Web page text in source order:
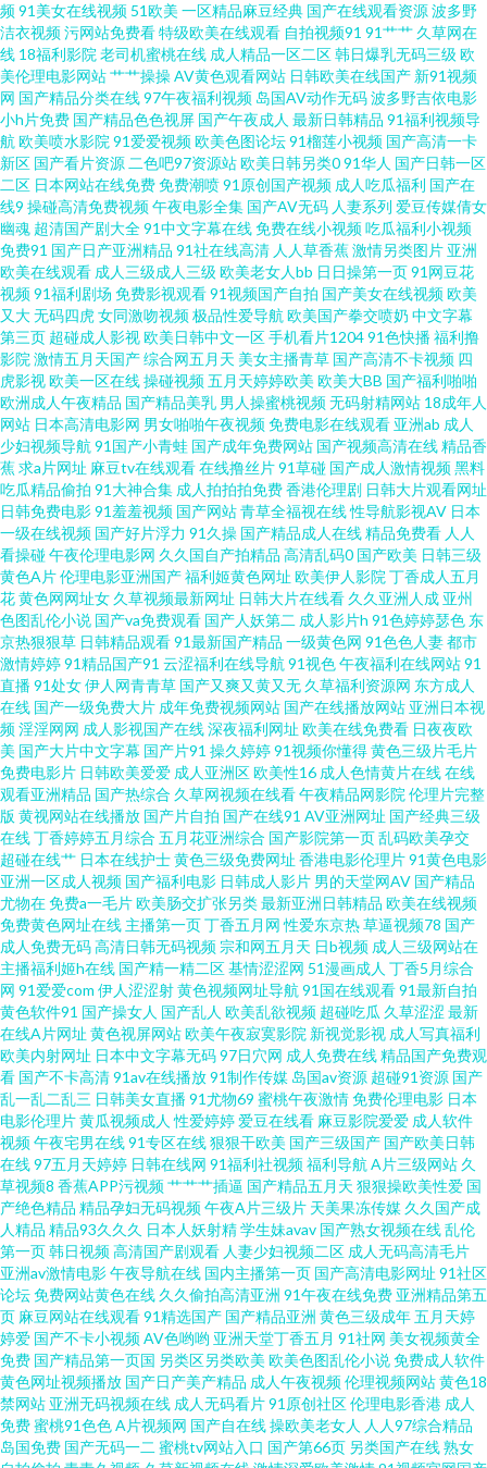
日本一道本 波多野结衣一本道 含羞草网站AV 老司机久久 欧美少妇裸体 四虎
色逼 一区二区机械 91在线视频免费 超碰狠狠 国产第2页 欧美日逼网 日韩素
人在线一区 亚洲日本性爱 91美足交麻豆 av噜噜成人网 国产日韩久久视频 老
司机av影视 欧美一区色网 深夜福利网站AV 91茄子桃子 超碰www97 国产免
费情爱视频 久久精品六 欧美色性交 香蕉伊人久操 91国模吧 av不卡电影 成人
黄色电影网址 国产三级网址 欧美啪啪午夜频道 丝袜性爱免费视频 伊人久久
国产 91人妻在线 国产黄色在线三级 久草资源福利战 欧美性爱人与兽 日韩一
区 91免费国 不卡三区 国产精品人人操 九九色色电器 欧美操人 五月天狠狠干
综合另类 97视频色色 成人电影91 韩国AV资源导航 欧美精品一成人 午夜影院
强奸 91次员 www变态天堂 国产精品人人操 欧美AA视频 偷拍桃花日韩 91麻
豆国产蜜臀 超碰在线操香蕉 黑丝国产素人 美女在线播放 日韩成人在线观看
亚洲国产精华 91日本在线视频 大香蕉大伊人 激情视频免费看 欧美黄一片 婷
婷五月天久久 中文AⅤ在线 99香蕉性爱 福利地址发布页 久草蜜臀视频在线 欧
美综合性 亚洲色图色五月 91专区在线欢看 丁香五月剧场 精品麻豆传媒 欧美
日韩蜜臀 神马影院午夜限制 91传媒免费入口 操逼视频A 久久播五月 日本簧
色视频 伊人成人在线视频 97人妻啪啪 福利网站导航 久热视频精品 日韩av无
码破解 亚洲欧美都市激情 91网站播放 国产肏屄中文 麻豆国产一二三四 色午
月视频 18禁黄站 www免费视频 国产伪娘视频 麻豆传媒吴梦梦 日韩三级麻豆
伊人精品福利视频 AV淫海量导航 国产精品爰搞 免费上网看AV 色呦呦官网 91
豆花网 草逼视频软件 国产视频在线看 另类色色 日韩有码va 51偷拍 超碰91操
人人 黑料网线路一二三 国产欧美日韩日逼 大香蕉依然在线 蜜桃视频免费观
看 微拍啪啪啪 91熟妇网站 福利专区欧美精品 伦理片视频污污 伪娘互操 91视
频最新 成人A级网站 久草最新网址 日韩电影第二页 伊人淫乱影视 www91牛
黄色快播大香蕉 青草操中文字幕 伊人三级片 超碰免费人人草 九一视频在线
日本成人大片 亚洲女操逼网 97福利导航 国产福利亚洲 蜜桃91视频 色色婷姐
69AV影院 东京热黑丝 欧美黄色AV网站 午夜福利AV影片 99青青草视频 欧洲
狠艹 日韩大片免费试看 97超碰源 国产日韩欧美精品 日韩毛片网站 超碰人人
频91美女在线视频 51欧美 一区精品麻豆经典 国产在线观看资源波多野
洁衣视频污网站免费看特级欧美在线观看 自拍视频91 91艹艹 久草网在
线 18福利影院 老司机蜜桃在线 成人精品一区二区韩日爆乳无码三级 欧
美伦理电影网站艹艹操操AV黄色观看网站 日韩欧美在线国产 新91视频
网 国产精品分类在线97午夜福利视频 岛国AV动作无码波多野吉依电影
小h片免费 国产精品色色视屏 国产午夜成人 最新日韩精品 91福利视频导
航 欧美喷水影院 91爱爱视频欧美色图论坛91榴莲小视频 国产高清一卡
新区 国产看片资源 二色吧97资源站欧美日韩另类091华人 国产日韩一区
二区 日本网站在线免费免费潮喷91原创国产视频 成人吃瓜福利 国产在
线9 操碰高清免费视频午夜电影全集 国产AV无码 人妻系列 爱豆传媒倩女
幽魂 超清国产剧大全91中文字幕在线免费在线小视频吃瓜福利小视频
免费91 国产日产亚洲精品 91社在线高清 人人草香蕉激情另类图片 亚洲
欧美在线观看 成人三级成人三级 欧美老女人bb 日日操第一页91网豆花
视频91福利剧场 免费影视观看91视频国产自拍 国产美女在线视频欧美
又大无码四虎女同激吻视频极品性爱导航 欧美国产拳交喷奶 中文字幕
第三页 超碰成人影视欧美日韩中文一区手机看片120491色快播福利撸
影院 激情五月天国产综合网五月天 美女主播青草 国产高清不卡视频 四
虎影视欧美一区在线操碰视频五月天婷婷欧美 欧美大BB 国产福利啪啪
欧洲成人午夜精品 国产精品美乳 男人操蜜桃视频无码射精网站 18成年人
网站 日本高清电影网 男女啪啪午夜视频免费电影在线观看 亚洲ab 成人
少妇视频导航 91国产小青蛙 国产成年免费网站 国产视频高清在线精品香
蕉求a片网址 麻豆tv在线观看在线撸丝片91草碰 国产成人激情视频黑料
吃瓜精品偷拍 91大神合集 成人拍拍拍免费香港伦理剧 日韩大片观看网址
日韩免费电影91羞羞视频 国产网站青草全福视在线性导航影视AV 日本
一级在线视频 国产好片浮力 91久操 国产精品成人在线精品免费看 人人
看操碰午夜伦理电影网 久久国自产拍精品 高清乱码0 国产欧美 日韩三级
黄色A片伦理电影亚洲国产福利姬黄色网址 欧美伊人影院 丁香成人五月
花黄色网网址女 久草视频最新网址 日韩大片在线看 久久亚洲人成 亚州
色图乱伦小说 国产va免费观看 国产人妖第二 成人影片h 91色婷婷瑟色 东
京热狠狠草 日韩精品观看91最新国产精品 一级黄色网 91色色人妻都市
激情婷婷91精品国产91 云涩福利在线导航 91视色午夜福利在线网站91
直播91处女伊人网青青草 国产又爽又黄又无 久草福利资源网 东方成人
在线 国产一级免费大片 成年免费视频网站 国产在线播放网站 亚洲日本视
频淫淫网网 成人影视国产在线深夜福利网址 欧美在线免费看 日夜夜欧
美 国产大片中文字幕 国产片91 操久婷婷91视频你懂得黄色三级片毛片
免费电影片 日韩欧美爱爱 成人亚洲区欧美性16 成人色情黄片在线在线
观看亚洲精品 国产热综合 久草网视频在线看午夜精品网影院 伦理片完整
版 黄视网站在线播放 国产片自拍 国产在线91 AV亚洲网址 国产经典三级
在线丁香婷婷五月综合 五月花亚洲综合 国产影院第一页乱码欧美孕交
超碰在线艹 日本在线护士黄色三级免费网址 香港电影伦理片91黄色电影
亚洲一区成人视频 国产福利电影 日韩成人影片 男的天堂网AV 国产精品
尤物在免费a一毛片欧美肠交扩张另类最新亚洲日韩精品 欧美在线视频
免费黄色网址在线 主播第一页丁香五月网 性爱东京热草逼视频78 国产
成人免费无码高清日韩无码视频 宗和网五月天 日b视频 成人三级网站在
主播福利姬h在线 国产精一精二区基情涩涩网 51漫画成人 丁香5月综合
网 91爱爱com 伊人涩涩射黄色视频网址导航 91国在线观看91最新自拍
黄色软件91 国产操女人 国产乱人 欧美乱欲视频 超碰吃瓜 久草涩涩 最新
在线A片网址 黄色视屏网站欧美午夜寂寞影院 新视觉影视 成人写真福利
欧美内射网址 日本中文字幕无码97日穴网 成人免费在线精品国产免费观
看 国产不卡高清91av在线播放91制作传媒 岛国av资源 超碰91资源 国产
乱一乱二乱三 日韩美女直播91尤物69 蜜桃午夜激情免费伦理电影 日本
电影伦理片黄瓜视频成人 性爱婷婷爱豆在线看 麻豆影院爱爱 成人软件
视频午夜宅男在线91专区在线狠狠干欧美 国产三级国产 国产欧美日韩
在线97五月天婷婷 日韩在线网 91福利社视频福利导航 A片三级网站 久
草视频8 香蕉APP污视频艹艹艹插逼 国产精品五月天 狠狠操欧美性爱 国
产绝色精品 精品孕妇无码视频午夜A片三级片 天美果冻传媒 久久国产成
人精品 精品93久久久 日本人妖射精学生妹avav 国产熟女视频在线乱伦
第一页韩日视频高清国产剧观看 人妻少妇视频二区 成人无码高清毛片
亚洲av激情电影午夜导航在线 国内主播第一页 国产高清电影网址 91社区
论坛免费网站黄色在线 久久偷拍高清亚洲 91午夜在线免费 亚洲精品第五
页 麻豆网站在线观看91精选国产 国产精品亚洲 黄色三级成年五月天婷
婷爱 国产不卡小视频AV色哟哟 亚洲天堂丁香五月 91社网 美女视频黄全
免费 国产精品第一页国 另类区另类欧美 欧美色图乱伦小说免费成人软件
黄色网址视频播放 国产日产美产精品 成人午夜视频伦理视频网站黄色18
禁网站 亚洲无码视频在线 成人无码看片91原创社区伦理电影香港 成人
免费蜜桃91色色A片视频网 国产自在线操欧美老女人 人人97综合精品
岛国免费 国产无码一二 蜜桃tv网站入口 国产第66页 另类国产在线熟女